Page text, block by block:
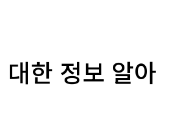
한 정보 알아